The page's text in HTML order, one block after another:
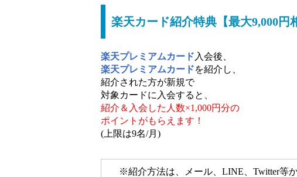
楽天カード紹介特典【最大9,000円
楽天プレミアムカード 入会後、
楽天プレミアムカードを紹介し、
紹介された方が新規で
対象カードに入会すると、
紹介＆入会した人数×1,000円分の
ポイントがもらえます！
(上限は9名/月)
※紹介方法は、メール、LINE、Twitter等